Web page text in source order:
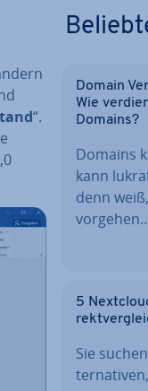
“.
Domain
Wie
Domains?
Domains
kann
denn
5
Sie